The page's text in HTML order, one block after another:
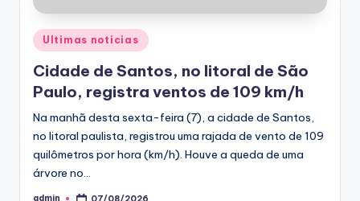
Posted
Ultimas noticias
Cidade de Santos, no litoral de São
Paulo, registra ventos de 109 km/h
Na manhã desta sexta-feira (7), a cidade de Santos,
no litoral paulista, registrou uma rajada de vento de 109
quilômetros por hora (km/h). Houve a queda de uma
árvore no…
admin 07/08/2026